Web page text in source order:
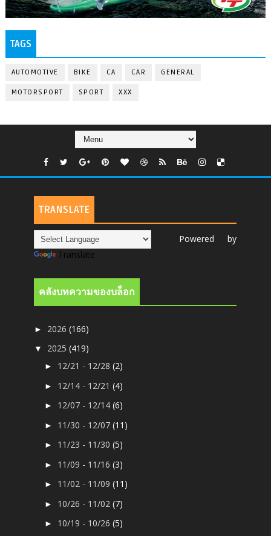
TAGS
AUTOMOTIVE BIKE CA CAR GENERAL
MOTORSPORT SPORT XXX
TRANSLATE
Powered by
Translate
คลังบทความของบล็อก
► 2026(166)
▼ 2025(419)
► 12/21 - 12/28(2)
► 12/14 - 12/21(4)
► 12/07 - 12/14(6)
► 11/30 - 12/07(11)
► 11/23 - 11/30(5)
► 11/09 - 11/16(3)
► 11/02 - 11/09(11)
► 10/26 - 11/02(7)
► 10/19 - 10/26(5)